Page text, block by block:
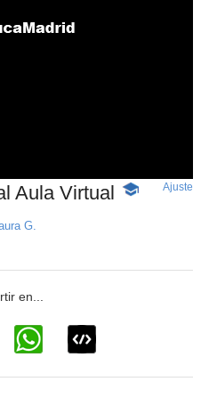
Aula Virtual
-
Ajuste
G.